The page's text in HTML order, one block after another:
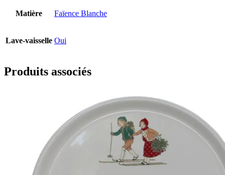
Matière Faïence Blanche
Lave-vaisselle Oui
Produits associés